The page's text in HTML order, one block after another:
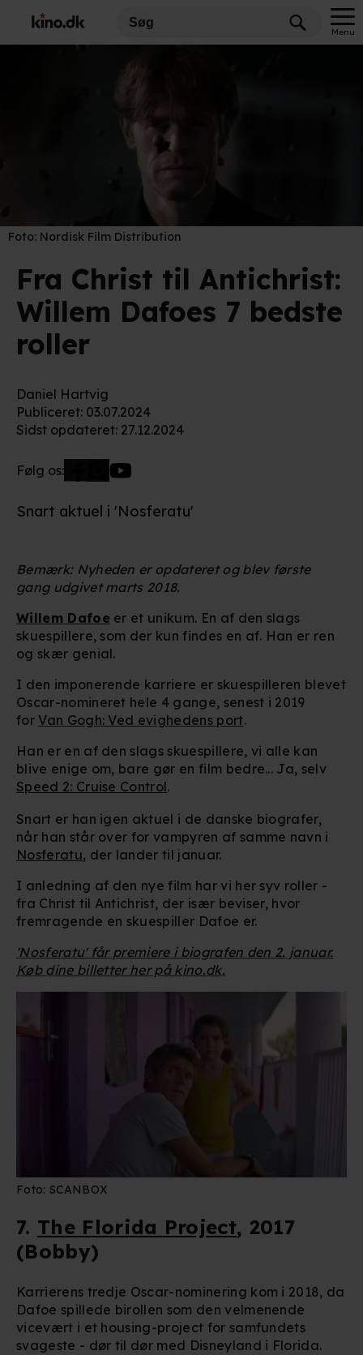
Menu
Foto: Nordisk Film Distribution
Fra Christ til Antichrist:
Willem Dafoes 7 bedste
roller
Daniel Hartvig
Publiceret: 03.07.2024
Sidst opdateret: 27.12.2024
Følg os:
Snart aktuel i 'Nosferatu'
Bemærk: Nyheden er opdateret og blev første
gang udgivet marts 2018.
Willem Dafoeer et unikum. En af den slags
skuespillere, som der kun findes en af. Han er ren
og skær genial.
I den imponerende karriere er skuespilleren blevet
Oscar-nomineret hele 4 gange, senest i 2019
for Van Gogh: Ved evighedens port.
Han er en af den slags skuespillere, vi alle kan
blive enige om, bare gør en film bedre... Ja, selv
Speed 2: Cruise Control.
Snart er han igen aktuel i de danske biografer,
når han står over for vampyren af samme navn i
Nosferatu, der lander til januar.
I anledning af den nye film har vi her syv roller -
fra Christ til Antichrist, der især beviser, hvor
fremragende en skuespiller Dafoe er.
'Nosferatu' får premiere i biografen den 2. januar.
Køb dine billetter her på kino.dk.
Foto: SCANBOX
7. The Florida Project, 2017
(Bobby)
Karrierens tredje Oscar-nominering kom i 2018, da
Dafoe spillede birollen som den velmenende
vicevært i et housing-project for samfundets
svageste - dør til dør med Disneyland i Florida.